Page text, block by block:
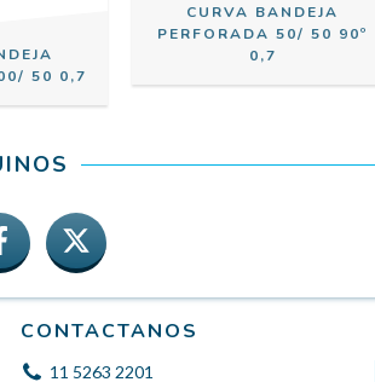
50 0,7
CURVA BANDEJA
PERFORADA 50/ 50 90º
0,7
CONTACTANOS
11 5263 2201